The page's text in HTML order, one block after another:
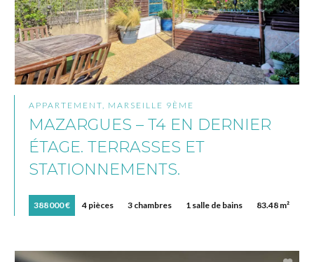
APPARTEMENT, MARSEILLE 9ÈME
MAZARGUES – T4 EN DERNIER
ÉTAGE. TERRASSES ET
STATIONNEMENTS.
388 000 € 4 pièces 3 chambres 1 salle de bains 83.48 m²